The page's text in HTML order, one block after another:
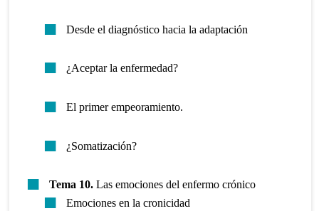
Desde el diagnóstico hacia la adaptación
¿Aceptar la enfermedad?
El primer empeoramiento.
¿Somatización?
Tema 10. Las emociones del enfermo crónico
Emociones en la cronicidad